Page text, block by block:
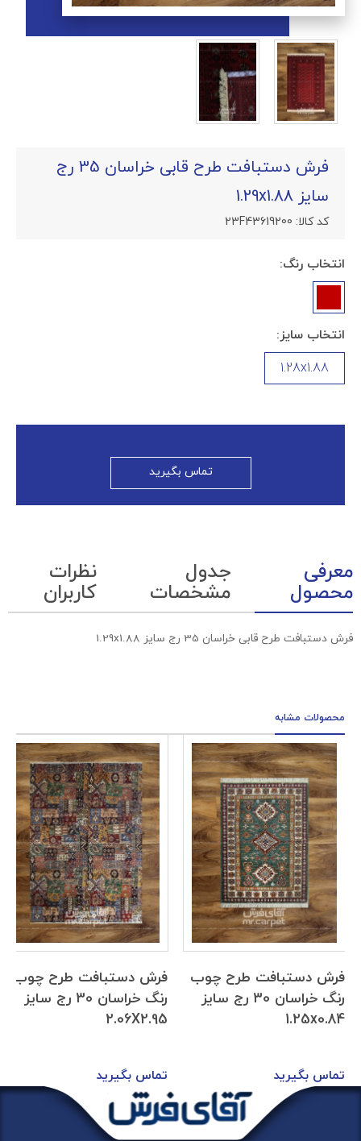
فرش دستبافت طرح قابی خراسان 35 رج
سایز 1.29x1.88
کد کالا: 23F43619200
انتخاب رنگ:
انتخاب سایز:
1.28x1.88
تماس بگیرید
معرفی
محصول
جدول
مشخصات
نظرات
کاربران
فرش دستبافت طرح قابی خراسان 35 رج سایز 1.29x1.88
محصولات مشابه
فرش دستبافت طرح چوب
رنگ خراسان 30 رج سایز
1.25x0.84
تماس بگیرید
فرش دستبافت طرح چوب
رنگ خراسان 30 رج سایز
2.06X2.95
تماس بگیرید